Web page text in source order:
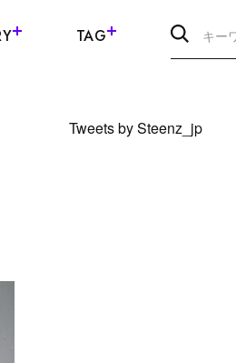
TAG
Tweets by Steenz_jp